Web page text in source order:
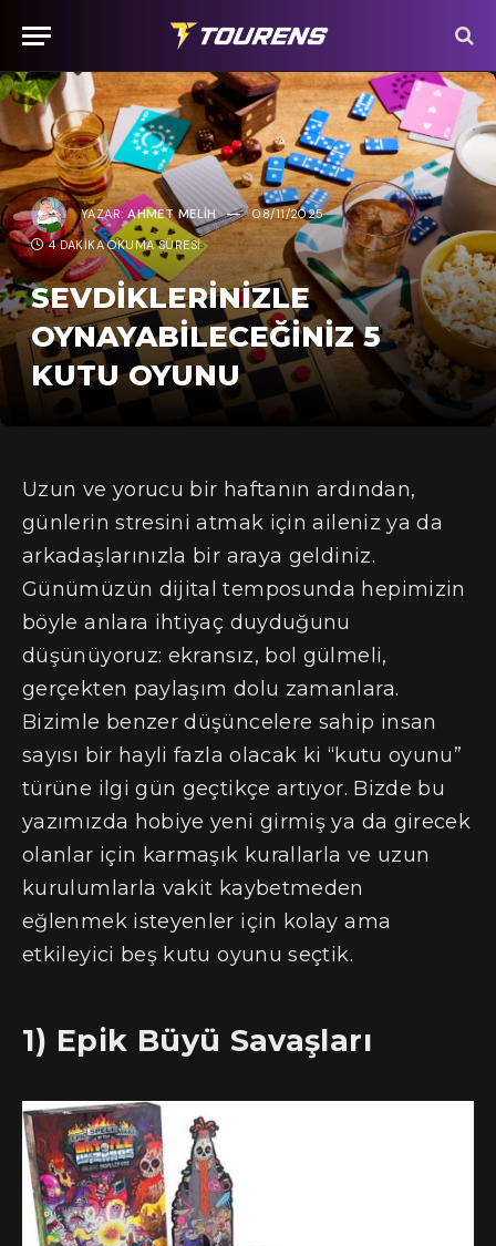
YAZAR: AHMET MELIH 08/11/2025
4 DAKIKA OKUMA SÜRESI
SEVDIKLERINIZLE
OYNAYABILECEĞINIZ 5
KUTU OYUNU
Uzun ve yorucu bir haftanın ardından,
günlerin stresini atmak için aileniz ya da
arkadaşlarınızla bir araya geldiniz.
Günümüzün dijital temposunda hepimizin
böyle anlara ihtiyaç duyduğunu
düşünüyoruz: ekransız, bol gülmeli,
gerçekten paylaşım dolu zamanlara.
Bizimle benzer düşüncelere sahip insan
sayısı bir hayli fazla olacak ki “kutu oyunu”
türüne ilgi gün geçtikçe artıyor. Bizde bu
yazımızda hobiye yeni girmiş ya da girecek
olanlar için karmaşık kurallarla ve uzun
kurulumlarla vakit kaybetmeden
eğlenmek isteyenler için kolay ama
etkileyici beş kutu oyunu seçtik.
1) Epik Büyü Savaşları